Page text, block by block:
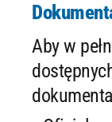
Aby w